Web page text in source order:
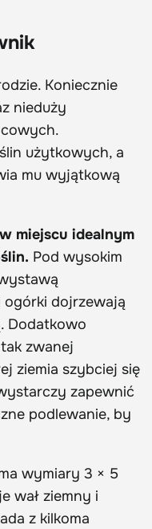
Koniecznie
nieduży
użytkowych, a
mu wyjątkową
miejscu idealnym
Pod wysokim
ogórki dojrzewają
Dodatkowo
zwanej
ziemia szybciej się
zapewnić
podlewanie, by
wymiary 3 × 5
wał ziemny i
z kilkoma